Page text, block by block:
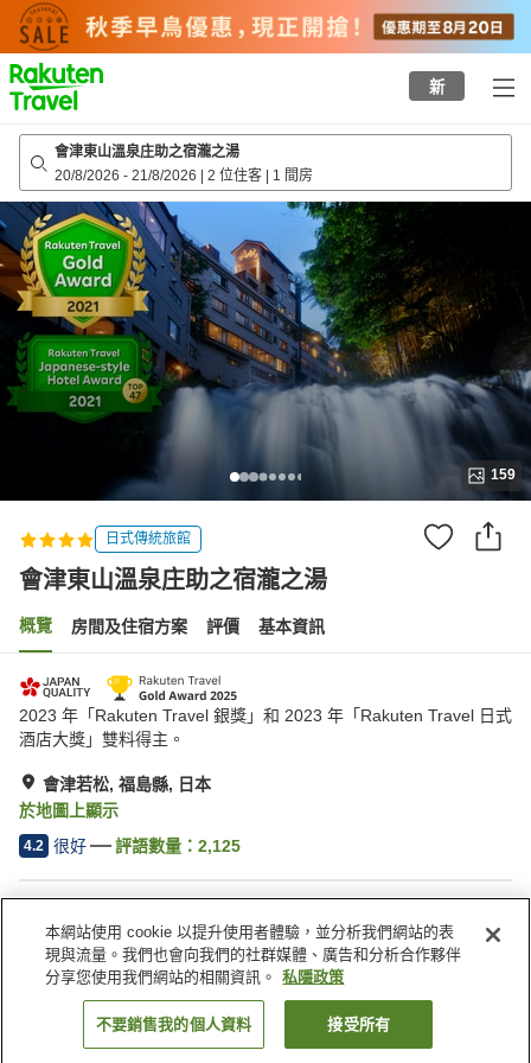
to
top
page
新
會津東山溫泉庄助之宿瀧之湯
20/8/2026 - 21/8/2026 | 2 位住客 | 1 間房
159
日式傳統旅館
會津東山溫泉庄助之宿瀧之湯
概覽 房間及住宿方案 評價 基本資訊
2023 年「Rakuten Travel 銀獎」和 2023 年「Rakuten Travel 日式
酒店大獎」雙料得主。
會津若松, 福島縣, 日本
於地圖上顯示
4.2 很好 評語數量： 2,125
Wi-Fi
指定吸煙區
自動販賣機
免費停車場
日本 福島縣 會津若松 會津東山溫泉庄助之宿瀧之湯
找客房
本網站使用 cookie 以提升使用者體驗，並分析我們網站的表
現與流量。我們也會向我們的社群媒體、廣告和分析合作夥伴
分享您使用我們網站的相關資訊。
私隱政策
不要銷售我的個人資料 接受所有